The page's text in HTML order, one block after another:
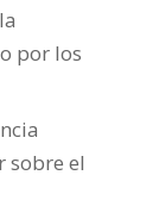
por los
sobre el